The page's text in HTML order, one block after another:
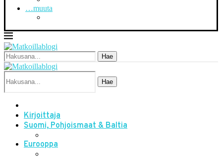
…muuta
Hae
Hae
Kirjoittaja
Suomi, Pohjoismaat & Baltia
Eurooppa